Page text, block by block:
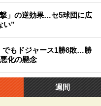
」の逆効果…セ5球団に広
い”
でもドジャース1勝8敗…勝
化の懸念
週間